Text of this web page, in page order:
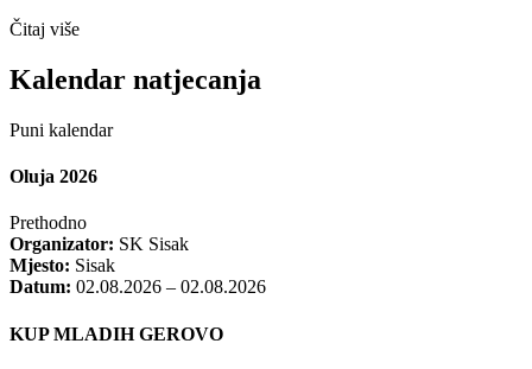
Čitaj više
Kalendar natjecanja
Puni kalendar
Oluja 2026
Prethodno
Organizator: SK Sisak
Mjesto: Sisak
Datum: 02.08.2026 – 02.08.2026
KUP MLADIH GEROVO